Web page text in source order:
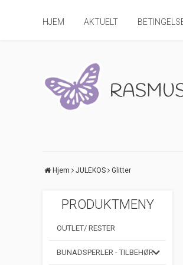
HJEM AKTUELT
Hjem JULEKOS Glitter
PRODUKTMENY
OUTLET/ RESTER
BUNADSPERLER - TILBEHØR